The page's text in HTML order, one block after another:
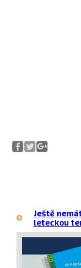
Ještě
leteckou